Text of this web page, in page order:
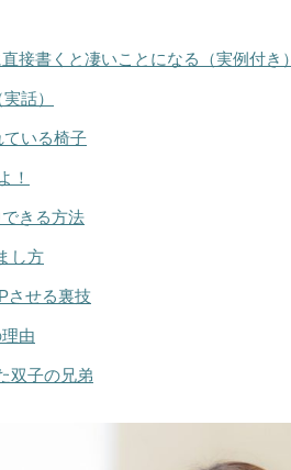
接書くと凄いことになる（実例付き）
話）
ている椅子
！
きる方法
し方
させる裏技
由
双子の兄弟